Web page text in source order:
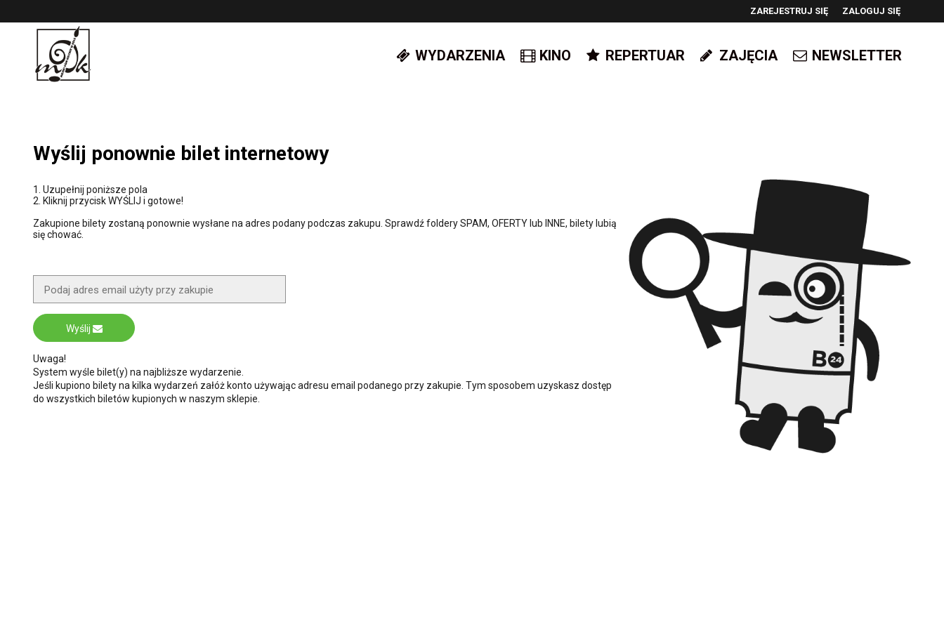
ZAREJESTRUJ SIĘ ZALOGUJ SIĘ
WYDARZENIA KINO REPERTUAR ZAJĘCIA NEWSLETTER
Wyślij ponownie bilet internetowy
1. Uzupełnij poniższe pola
2. Kliknij przycisk WYŚLIJ i gotowe!
Zakupione bilety zostaną ponownie wysłane na adres podany podczas zakupu. Sprawdź foldery SPAM, OFERTY lub INNE, bilety lubią
się chować.
Wyślij
Uwaga!
System wyśle bilet(y) na najbliższe wydarzenie.
Jeśli kupiono bilety na kilka wydarzeń załóż konto używając adresu email podanego przy zakupie. Tym sposobem uzyskasz dostęp
do wszystkich biletów kupionych w naszym sklepie.